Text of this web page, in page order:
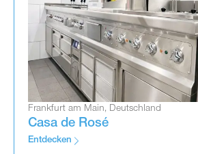
Frankfurt am Main, Deutschland
Casa de Rosé
Entdecken